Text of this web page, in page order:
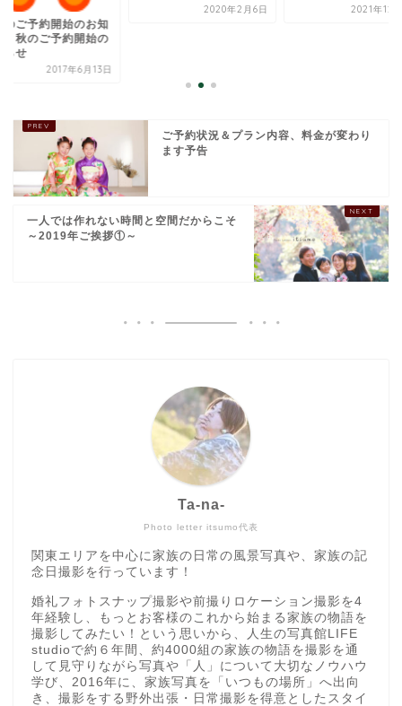
2020年2月6日 2021年12月13日
ご予約状況＆プラン内容、料金が変わり
ます予告
一人では作れない時間と空間だからこそ
～2019年ご挨拶①～
Photo letter itsumo代表
Ta-na-
関東エリアを中心に家族の日常の風景写真や、家族の記
念日撮影を行っています！
婚礼フォトスナップ撮影や前撮りロケーション撮影を4
年経験し、もっとお客様のこれから始まる家族の物語を
撮影してみたい！という思いから、人生の写真館LIFE
studioで約６年間、約4000組の家族の物語を撮影を通
して見守りながら写真や「人」について大切なノウハウ
学び、2016年に、家族写真を「いつもの場所」へ出向
き、撮影をする野外出張・日常撮影を得意としたスタイ